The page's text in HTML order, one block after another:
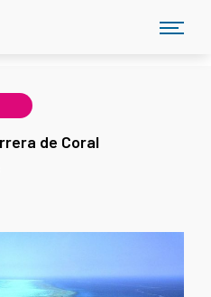
de Coral